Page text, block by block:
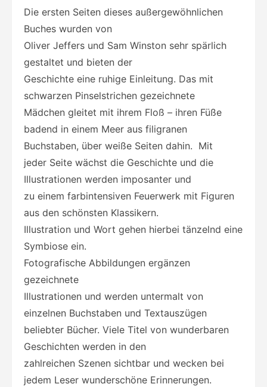
Die ersten Seiten dieses außergewöhnlichen
Buches wurden von
Oliver Jeffers und Sam Winston sehr spärlich
gestaltet und bieten der
Geschichte eine ruhige Einleitung. Das mit
schwarzen Pinselstrichen gezeichnete
Mädchen gleitet mit ihrem Floß – ihren Füße
badend in einem Meer aus filigranen
Buchstaben, über weiße Seiten dahin. Mit
jeder Seite wächst die Geschichte und die
Illustrationen werden imposanter und
zu einem farbintensiven Feuerwerk mit Figuren
aus den schönsten Klassikern.
Illustration und Wort gehen hierbei tänzelnd eine
Symbiose ein.
Fotografische Abbildungen ergänzen
gezeichnete
Illustrationen und werden untermalt von
einzelnen Buchstaben und Textauszügen
beliebter Bücher. Viele Titel von wunderbaren
Geschichten werden in den
zahlreichen Szenen sichtbar und wecken bei
jedem Leser wunderschöne Erinnerungen.